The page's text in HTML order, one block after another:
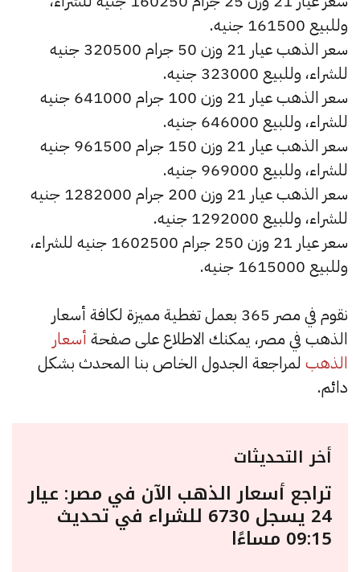
وللبيع 161500 جنيه.
سعر الذهب عيار 21 وزن 50 جرام 320500 جنيه
للشراء، وللبيع 323000 جنيه.
سعر الذهب عيار 21 وزن 100 جرام 641000 جنيه
للشراء، وللبيع 646000 جنيه.
سعر الذهب عيار 21 وزن 150 جرام 961500 جنيه
للشراء، وللبيع 969000 جنيه.
سعر الذهب عيار 21 وزن 200 جرام 1282000 جنيه
للشراء، وللبيع 1292000 جنيه.
سعر عيار 21 وزن 250 جرام 1602500 جنيه للشراء،
وللبيع 1615000 جنيه.
نقوم في مصر 365 بعمل تغطية مميزة لكافة أسعار
الذهب في مصر، يمكنك الاطلاع على صفحة أسعار
الذهب لمراجعة الجدول الخاص بنا المحدث بشكل
دائم.
أخر التحديثات
تراجع أسعار الذهب الآن في مصر: عيار
24 يسجل 6730 للشراء في تحديث
09:15 مساءًا